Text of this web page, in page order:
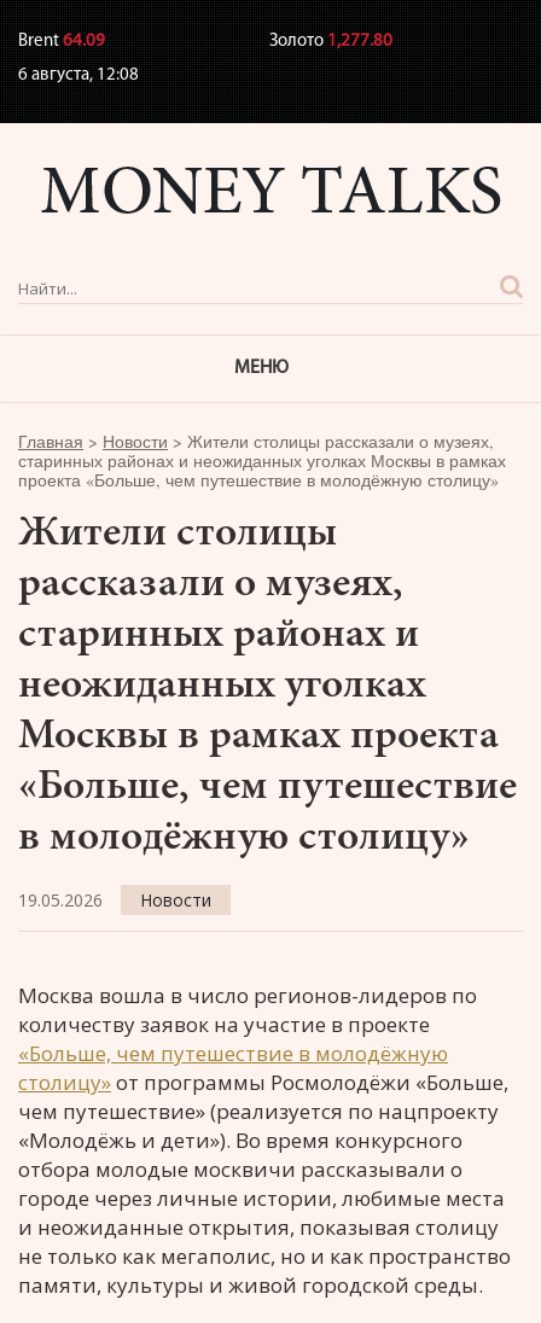
Brent64.09 Золото1,277.80
6 августа,12:08
МЕНЮ
Главная > Новости > Жители столицы рассказали о музеях,
старинных районах и неожиданных уголках Москвы в рамках
проекта «Больше, чем путешествие в молодёжную столицу»
Жители столицы
рассказали о музеях,
старинных районах и
неожиданных уголках
Москвы в рамках проекта
«Больше, чем путешествие
в молодёжную столицу»
19.05.2026 Новости
Москва вошла в число регионов-лидеров по
количеству заявок на участие в проекте
«Больше, чем путешествие в молодёжную
столицу»от программы Росмолодёжи «Больше,
чем путешествие» (реализуется по нацпроекту
«Молодёжь и дети»). Во время конкурсного
отбора молодые москвичи рассказывали о
городе через личные истории, любимые места
и неожиданные открытия, показывая столицу
не только как мегаполис, но и как пространство
памяти, культуры и живой городской среды.